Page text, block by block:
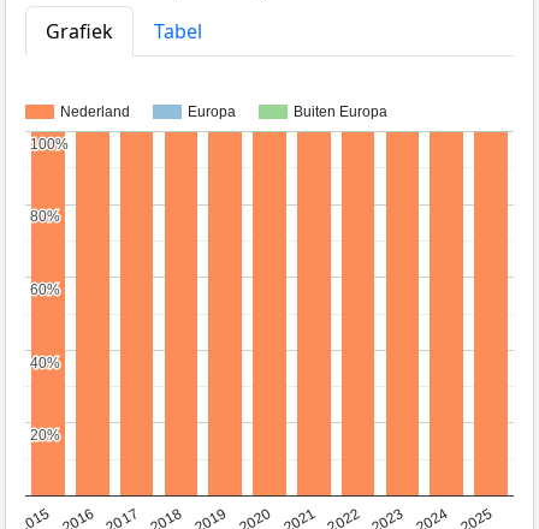
Grafiek
Tabel
Nederland Europa Buiten Europa
2015 2016 2017 2018 2019 2020 2021 2022 2023 2024 2025
20%
20%
40%
40%
60%
60%
80%
80%
100%
100%